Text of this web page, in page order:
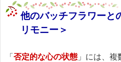
他のバッチフラワーと
リモニー＞
「 否定的な心の状態 」には、